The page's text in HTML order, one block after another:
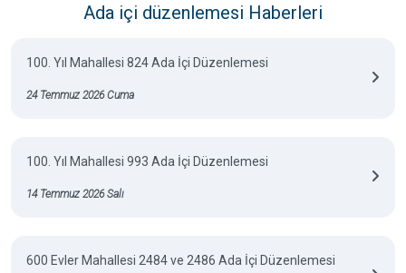
Ada içi düzenlemesi Haberleri
100. Yıl Mahallesi 824 Ada İçi Düzenlemesi
24 Temmuz 2026 Cuma
100. Yıl Mahallesi 993 Ada İçi Düzenlemesi
14 Temmuz 2026 Salı
600 Evler Mahallesi 2484 ve 2486 Ada İçi Düzenlemesi